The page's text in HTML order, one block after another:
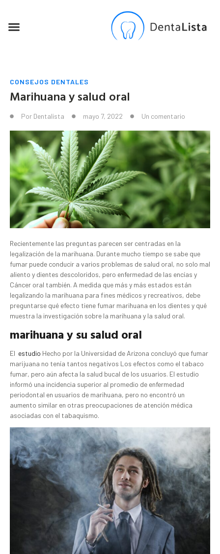
CONSEJOS DENTALES
Marihuana y salud oral
Por Dentalista mayo 7, 2022 Un comentario
Recientemente las preguntas parecen ser centradas en la
legalización de la marihuana. Durante mucho tiempo se sabe que
fumar puede conducir a varios problemas de salud oral, no solo mal
aliento y dientes descoloridos, pero enfermedad de las encías y
Cáncer oral también. A medida que más y más estados están
legalizando la marihuana para fines médicos y recreativos, debe
preguntarse qué efecto tiene fumar marihuana en los dientes y qué
muestra la investigación sobre la marihuana y la salud oral.
marihuana y su salud oral
El estudio Hecho por la Universidad de Arizona concluyó que fumar
marijuana no tenía tantos negativos Los efectos como el tabaco
fumar, pero aún afecta la salud bucal de los usuarios. El estudio
informó una incidencia superior al promedio de enfermedad
periodontal en usuarios de marihuana, pero no encontró un
aumento similar en otras preocupaciones de atención médica
asociadas con el tabaquismo.